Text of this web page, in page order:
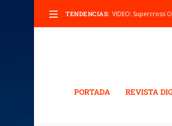
TENDENCIAS: VIDEO: Supercross
PORTADA REVISTA